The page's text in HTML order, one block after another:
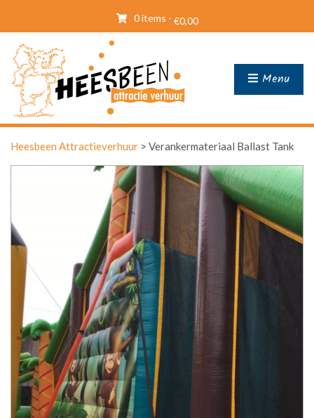
0 items - €0,00
Menu
Heesbeen Attractieverhuur > Verankermateriaal Ballast Tank